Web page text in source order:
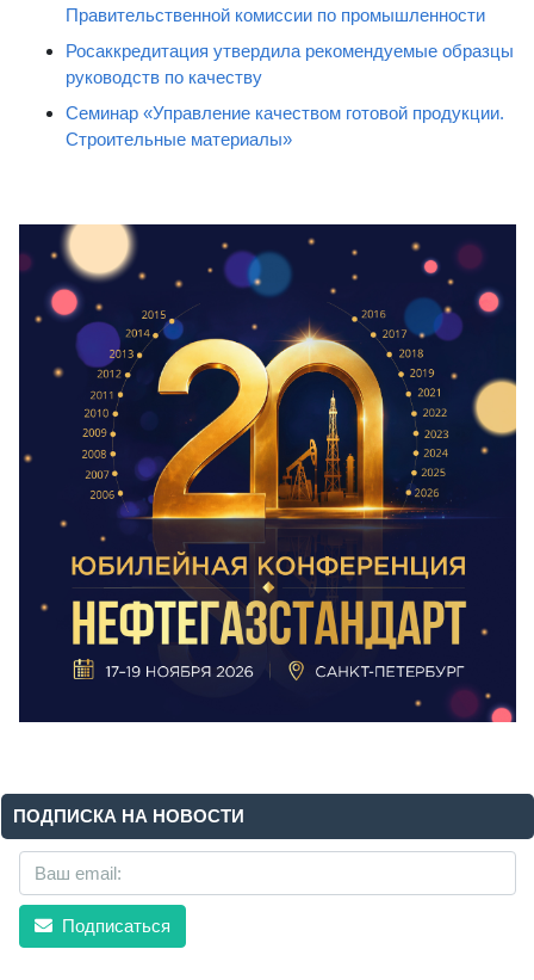
Правительственной комиссии по промышленности
Росаккредитация утвердила рекомендуемые образцы
руководств по качеству
Семинар «Управление качеством готовой продукции.
Строительные материалы»
ПОДПИСКА НА НОВОСТИ
Подписаться